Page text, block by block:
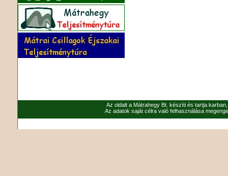
Az oldalt a Mátrahegy Bt. készíti és tartja
Az adatok saját célra való felhasználása